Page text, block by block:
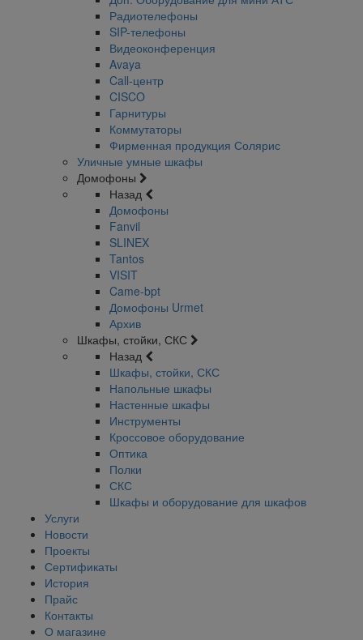
Радиотелефоны
SIP-телефоны
Видеоконференция
Avaya
Call-центр
CISCO
Гарнитуры
Коммутаторы
Фирменная продукция Солярис
Уличные умные шкафы
Домофоны
Назад
Домофоны
Fanvil
SLINEX
Tantos
VISIT
Came-bpt
Домофоны Urmet
Архив
Шкафы, стойки, СКС
Назад
Шкафы, стойки, СКС
Напольные шкафы
Настенные шкафы
Инструменты
Кроссовое оборудование
Оптика
Полки
СКС
Шкафы и оборудование для шкафов
Услуги
Новости
Проекты
Сертификаты
История
Прайс
Контакты
О магазине